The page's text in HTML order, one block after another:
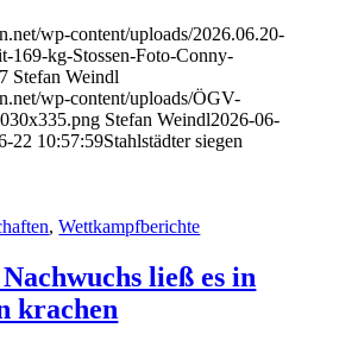
wp-content/uploads/2026.06.20-
169-kg-Stossen-Foto-Conny-
Stefan Weindl
wp-content/uploads/ÖGV-
Stefan Weindl2026-06-
22 10:57:59Stahlstädter siegen
,Wettkampfberichte
ließ es in
krachen